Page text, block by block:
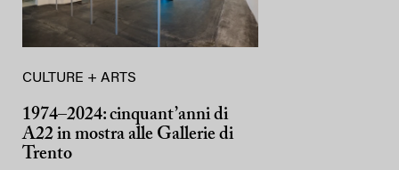
CULTURE + ARTS
1974–2024: cinquant’anni di
A22 in mostra alle Gallerie di
Trento